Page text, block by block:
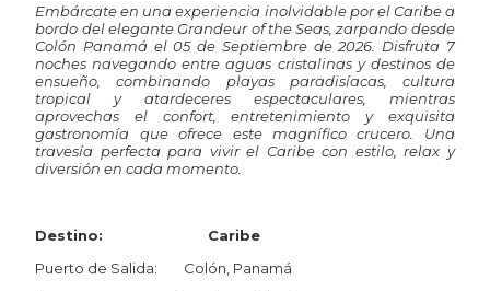
Embárcate en una experiencia inolvidable por el Caribe a
bordo del eleganteGrandeur of the Seas , zarpando desde
Colón Panamá el 05 de Septiembre de 2026. Disfruta 7
noches navegando entre aguas cristalinas y destinos de
ensueño, combinando playas paradisíacas, cultura
tropical y atardeceres espectaculares, mientras
aprovechas el confort, entretenimiento y exquisita
gastronomía que ofrece este magnífico crucero. Una
travesía perfecta para vivir el Caribe con estilo, relax y
diversión en cada momento.
Destino: Caribe
Puerto de Salida: Colón, Panamá